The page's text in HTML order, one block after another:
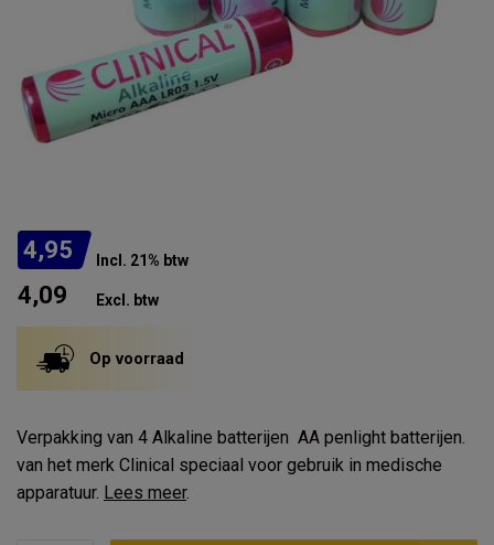
4,95 Incl. 21% btw
4,09 Excl. btw
Op voorraad
Verpakking van 4 Alkaline batterijen AA penlight batterijen.
van het merk Clinical speciaal voor gebruik in medische
apparatuur. Lees meer.